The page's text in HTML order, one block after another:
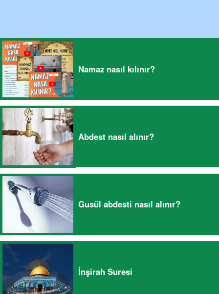
Namaz nasıl kılınır?
Abdest nasıl alınır?
Gusül abdesti nasıl alınır?
İnşirah Suresi